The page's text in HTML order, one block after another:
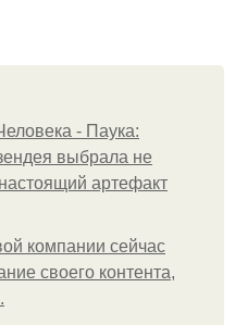
- Паука:
выбрала не
артефакт
компании сейчас
своего контента,